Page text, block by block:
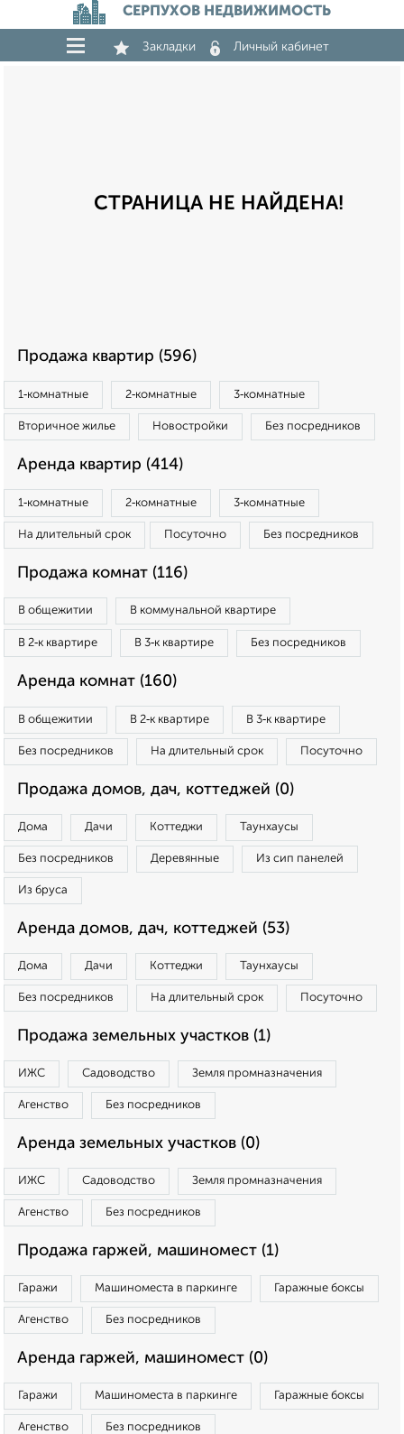
СЕРПУХОВ НЕДВИЖИМОСТЬ
Закладки Личный кабинет
СТРАНИЦА НЕ НАЙДЕНА!
Продажа квартир (596)
1‑комнатные 2‑комнатные 3‑комнатные
Вторичное жилье Новостройки Без посредников
Аренда квартир (414)
1‑комнатные 2‑комнатные 3‑комнатные
На длительный срок Посуточно Без посредников
Продажа комнат (116)
В общежитии В коммунальной квартире
В 2‑к квартире В 3‑к квартире Без посредников
Аренда комнат (160)
В общежитии В 2‑к квартире В 3‑к квартире
Без посредников На длительный срок Посуточно
Продажа домов, дач, коттеджей (0)
Дома Дачи Коттеджи Таунхаусы
Без посредников Деревянные Из сип панелей
Из бруса
Аренда домов, дач, коттеджей (53)
Дома Дачи Коттеджи Таунхаусы
Без посредников На длительный срок Посуточно
Продажа земельных участков (1)
ИЖС Садоводство Земля промназначения
Агенство Без посредников
Аренда земельных участков (0)
ИЖС Садоводство Земля промназначения
Агенство Без посредников
Продажа гаржей, машиномест (1)
Гаражи Машиноместа в паркинге Гаражные боксы
Агенство Без посредников
Аренда гаржей, машиномест (0)
Гаражи Машиноместа в паркинге Гаражные боксы
Агенство Без посредников